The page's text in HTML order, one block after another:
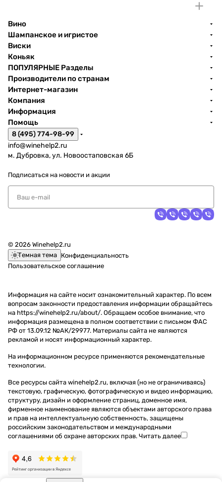
Вино
Шампанское и игристое
Виски
Коньяк
ПОПУЛЯРНЫЕ Разделы
Производители по странам
Интернет-магазин
Компания
Информация
Помощь
8 (495) 774-98-99
info@winehelp2.ru
м. Дубровка, ул. Новоостаповская 6Б
Подписаться на новости и акции
© 2026 Winehelp2.ru
Темная тема Конфиденциальность
Пользовательское соглашение
Информация на сайте носит ознакомительный характер. По всем
вопросам законности предоставления информации обращайтесь
на https://winehelp2.ru/about/. Обращаем особое внимание, что
информация размещена в полном соответствии с письмом ФАС
РФ от 13.09.12 №АК/29977. Материалы сайта не являются
рекламой и носят информационный характер.
На информационном ресурсе применяются рекомендательные
технологии.
Все ресурсы сайта winehelp2.ru, включая (но не ограничиваясь)
текстовую, графическую, фотографическую и видео информацию,
структуру, дизайн и оформление страниц, доменное имя,
фирменное наименование являются объектами авторского права
и прав на интеллектуальную собственность, защищены
российским законодательством и международными
соглашениями об охране авторских прав. Читать далее